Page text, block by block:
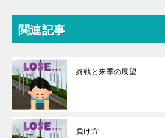
関連記事
終戦と来季の展望
負け方